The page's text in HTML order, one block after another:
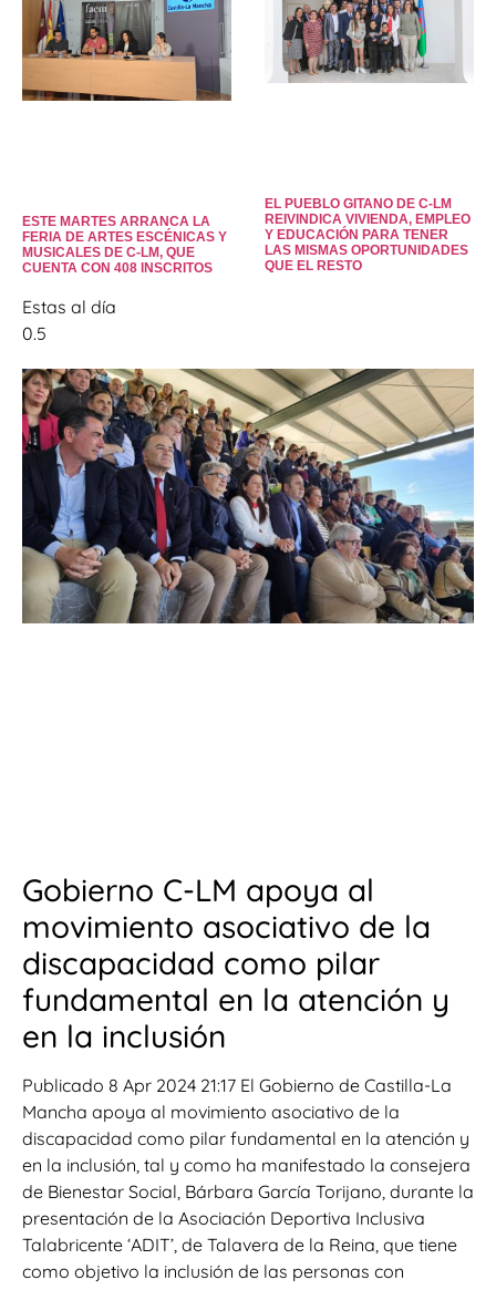
ESTE MARTES ARRANCA LA
FERIA DE ARTES ESCÉNICAS Y
MUSICALES DE C-LM, QUE
CUENTA CON 408 INSCRITOS
EL PUEBLO GITANO DE C-LM
REIVINDICA VIVIENDA, EMPLEO
Y EDUCACIÓN PARA TENER
LAS MISMAS OPORTUNIDADES
QUE EL RESTO
Estas al día
Gobierno C-LM apoya al
movimiento asociativo de la
discapacidad como pilar
fundamental en la atención y
en la inclusión
Publicado 8 Apr 2024 21:17 El Gobierno de Castilla-La
Mancha apoya al movimiento asociativo de la
discapacidad como pilar fundamental en la atención y
en la inclusión, tal y como ha manifestado la consejera
de Bienestar Social, Bárbara García Torijano, durante la
presentación de la Asociación Deportiva Inclusiva
Talabricente ‘ADIT’, de Talavera de la Reina, que tiene
como objetivo la inclusión de las personas con